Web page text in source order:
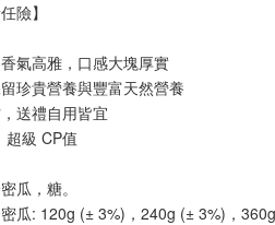
險】
氣高雅，口感大塊厚實
珍貴營養與豐富天然營養
送禮自用皆宜
級 CP值
瓜，糖。
密瓜: 120g (± 3%)，240g (± 3%)，